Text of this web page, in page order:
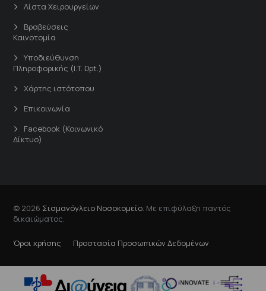
Λίστα Χειρουργείων
Βραβεύσεις
Καινοτομία
Υποδιεύθυνση
Πληροφορικής (I.T. Dpt.)
Χάρτης ιστότοπου
Επικοινωνία
Facebook (Κοινωνικό
Δίκτυο)
© 2026 Σισμανόγλειο Νοσοκομείο . Με επιφύλαξη παντός
δικαιώματος.
Όροι χρήσης Προστασία Προσωπικών Δεδομένων